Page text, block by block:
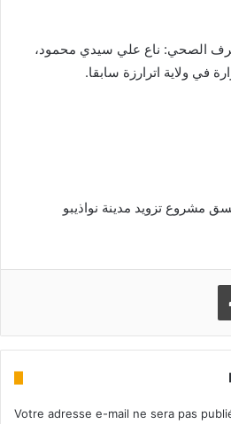
الصحي: ناع علي سيدي محمود،
في ولاية اترارزة سابقا.
مشروع تزويد مدينة نواذيبو
Votre adresse e-mail ne sera pas